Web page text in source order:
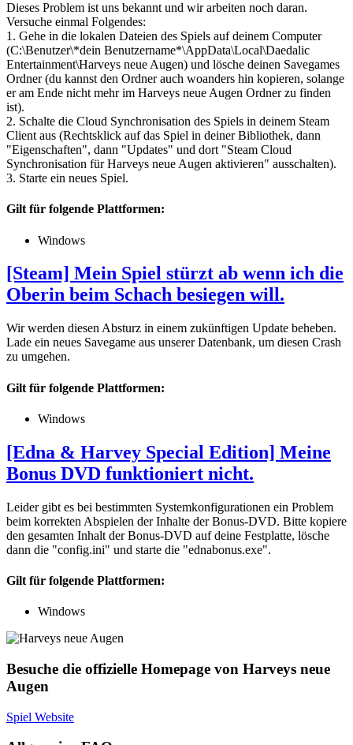
Dieses Problem ist uns bekannt und wir arbeiten noch daran.
Versuche einmal Folgendes:
1. Gehe in die lokalen Dateien des Spiels auf deinem Computer
(C:\Benutzer\*dein Benutzername*\AppData\Local\Daedalic
Entertainment\Harveys neue Augen) und lösche deinen Savegames
Ordner (du kannst den Ordner auch woanders hin kopieren, solange
er am Ende nicht mehr im Harveys neue Augen Ordner zu finden
ist).
2. Schalte die Cloud Synchronisation des Spiels in deinem Steam
Client aus (Rechtsklick auf das Spiel in deiner Bibliothek, dann
"Eigenschaften", dann "Updates" und dort "Steam Cloud
Synchronisation für Harveys neue Augen aktivieren" ausschalten).
3. Starte ein neues Spiel.
Gilt für folgende Plattformen:
Windows
[Steam] Mein Spiel stürzt ab wenn ich die
Oberin beim Schach besiegen will.
Wir werden diesen Absturz in einem zukünftigen Update beheben.
Lade ein neues Savegame aus unserer Datenbank, um diesen Crash
zu umgehen.
Gilt für folgende Plattformen:
Windows
[Edna & Harvey Special Edition] Meine
Bonus DVD funktioniert nicht.
Leider gibt es bei bestimmten Systemkonfigurationen ein Problem
beim korrekten Abspielen der Inhalte der Bonus-DVD. Bitte kopiere
den gesamten Inhalt der Bonus-DVD auf deine Festplatte, lösche
dann die "config.ini" und starte die "ednabonus.exe".
Gilt für folgende Plattformen:
Windows
Besuche die offizielle Homepage von Harveys neue
Augen
Spiel Website